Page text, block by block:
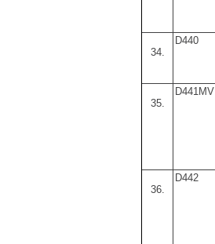
34.
D440
35.
D441MV
36.
D442